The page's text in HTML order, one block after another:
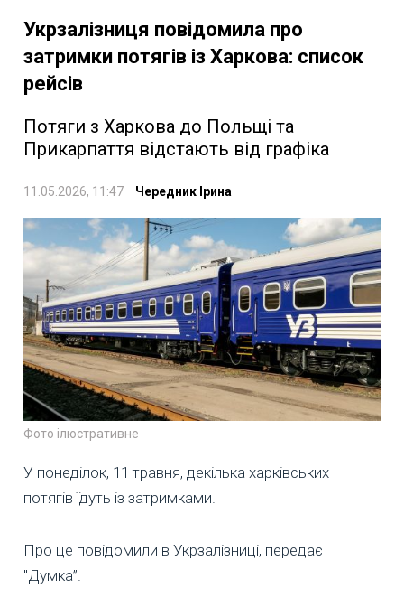
Укрзалізниця повідомила про
затримки потягів із Харкова: список
рейсів
Потяги з Харкова до Польщі та
Прикарпаття відстають від графіка
11.05.2026, 11:47 Чередник Ірина
Фото ілюстративне
У понеділок, 11 травня, декілька харківських
потягів їдуть із затримками.
Про це повідомили в Укрзалізниці, передає
"Думка”.